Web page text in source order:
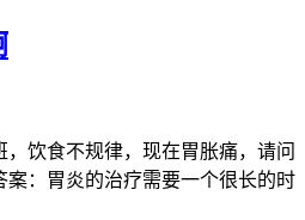
，饮食不规律，现在胃胀痛，请问
：胃炎的治疗需要一个很长的时